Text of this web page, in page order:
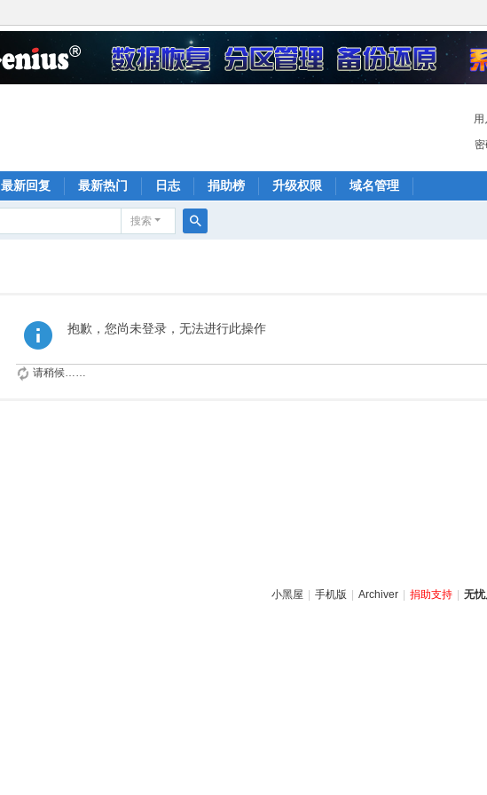
用
最新回复 最新热门 日志 捐助榜 升级权限 域名管理
搜索
抱歉，您尚未登录，无法进行此操作
请稍候……
小黑屋 手机版 Archiver 捐助支持 无